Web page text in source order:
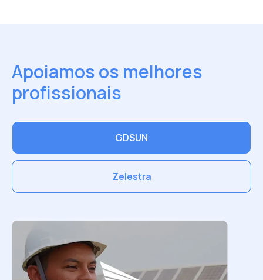
Apoiamos os melhores
profissionais
GDSUN
Zelestra